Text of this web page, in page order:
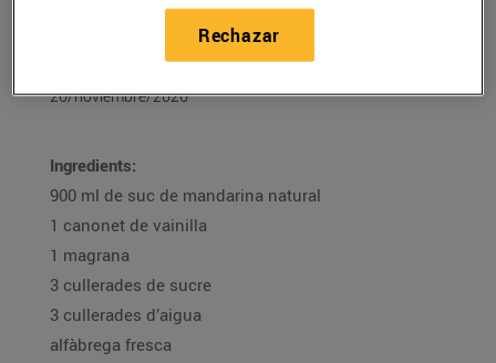
Sopa de mandarina
amb vainilla i magrana
20/noviembre/2020
Ingredients:
900 ml de suc de mandarina natural
1 canonet de vainilla
1 magrana
3 cullerades de sucre
3 cullerades d’aigua
alfàbrega fresca
Rechazar